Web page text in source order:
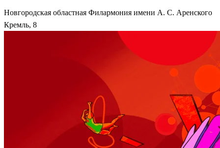
Новгородская областная Филармония имени А. С. Аренского
Кремль, 8